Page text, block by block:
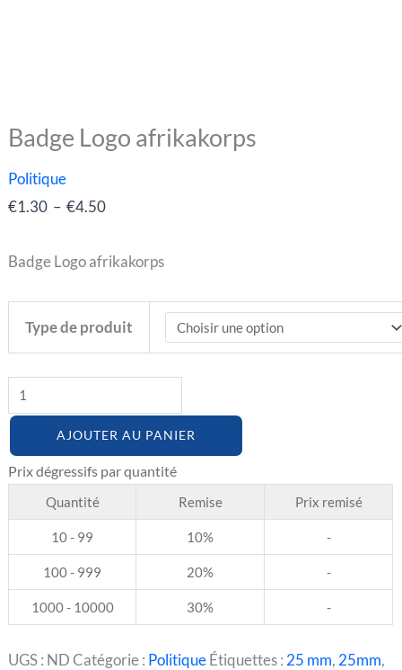
Badge Logo afrikakorps
Politique
€1.30 – €4.50
Plage
Badge Logo afrikakorps
Type de produit
quantité
Badge
AJOUTER AU PANIER
Quantité Remise Prix remisé
10 - 99 10% -
100 - 999 20% -
1000 - 10000 30% -
UGS : NDCatégorie : PolitiqueÉtiquettes : 25 mm, 25mm,